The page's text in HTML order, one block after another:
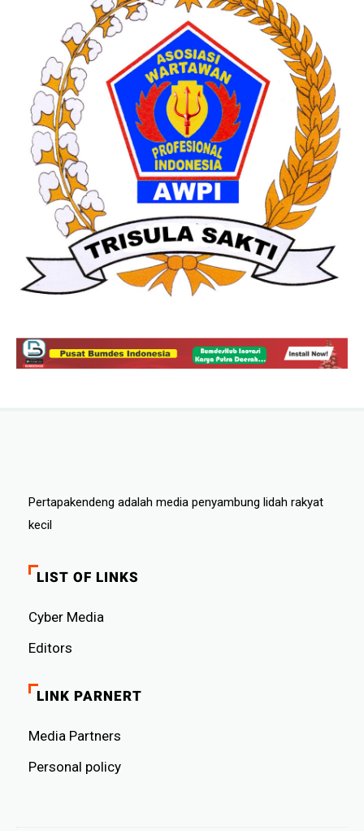
Pertapakendeng adalah media penyambung lidah rakyat
kecil
LIST OF LINKS
Cyber ​​Media
Editors
LINK PARNERT
Media Partners
Personal policy